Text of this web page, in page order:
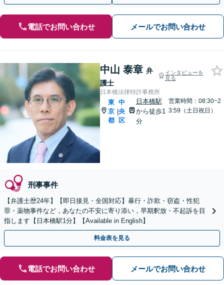
電話でお問い合わせ メールでお問い合わせ
中山 泰章 弁
護士
インタビューを
見る
日本橋法律特許事務所
東
京
都
|
中
央
区
日本橋駅
から徒歩1
分
営業時間：08:30~2
3:59（土日祝日）
刑事事件
【弁護士歴24年】【即日接見・全国対応】暴行・詐欺・窃盗・性犯
罪・薬物事件など，あなたの不安に寄り添い，早期釈放・不起訴を目
指します【日本橋駅1分】【Available in English】
料金表を見る
電話でお問い合わせ メールでお問い合わせ